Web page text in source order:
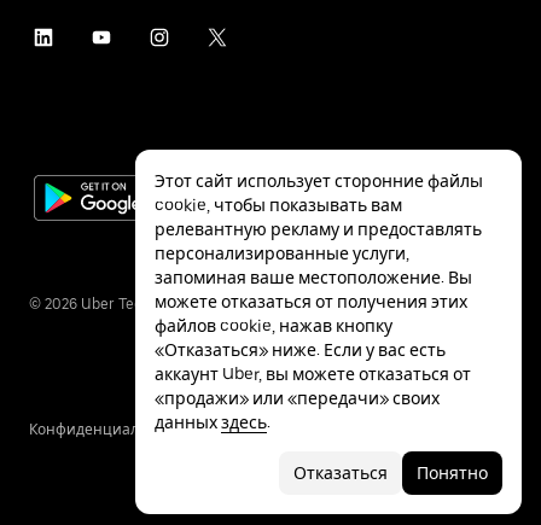
© 2026 Uber Technologies Inc.
КонфиденциальностьСпециальные
Этот сайт использует сторонние файлы
cookie, чтобы показывать вам
релевантную рекламу и предоставлять
персонализированные услуги,
запоминая ваше местоположение. Вы
можете отказаться от получения этих
файлов cookie, нажав кнопку
«Отказаться» ниже. Если у вас есть
аккаунт Uber, вы можете отказаться от
«продажи» или «передачи» своих
данныхздесь.
Отказаться Понятно